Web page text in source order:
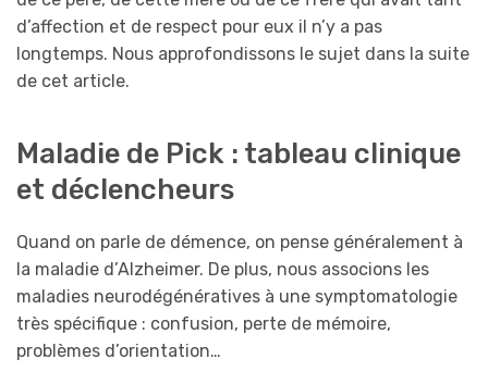
d’affection et de respect pour eux il n’y a pas
longtemps. Nous approfondissons le sujet dans la suite
de cet article.
Maladie de Pick : tableau clinique
et déclencheurs
Quand on parle de démence, on pense généralement à
la maladie d’Alzheimer. De plus, nous associons les
maladies neurodégénératives à une symptomatologie
très spécifique : confusion, perte de mémoire,
problèmes d’orientation…